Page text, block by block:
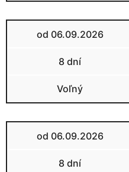
od 06.09.2026
8 dní
Voľný
od 06.09.2026
8 dní